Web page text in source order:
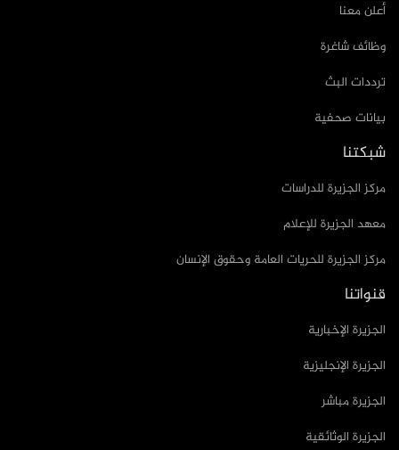
أعلن معنا
وظائف شاغرة
ترددات البث
بيانات صحفية
شبكتنا
مركز الجزيرة للدراسات
معهد الجزيرة للإعلام
مركز الجزيرة للحريات العامة وحقوق الإنسان
قنواتنا
الجزيرة الإخبارية
الجزيرة الإنجليزية
الجزيرة مباشر
الجزيرة الوثائقية